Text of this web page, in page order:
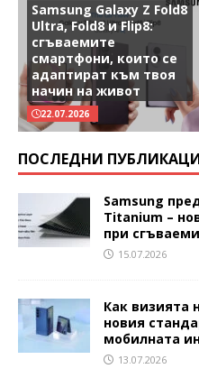
Samsung Galaxy Z Fold8
Ultra, Fold8 и Flip8:
сгъваемите
смартфони, които се
адаптират към твоя
начин на живот
22.07.2026
ПОСЛЕДНИ
Samsung
Titanium –
при
15.07.2026
Как визията
новия
мобилната
13.07.2026